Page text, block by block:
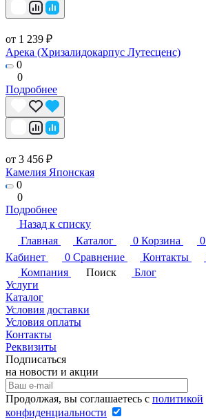
от 1 239 ₽
Арека (Хризалидокарпус Лутесценс)
0
0
Подробнее
от 3 456 ₽
Камелия Японская
0
0
Подробнее
Назад к списку
Главная
Каталог 0 Корзина 0
Кабинет
0 Сравнение Контакты
Компания
Поиск
Блог
Услуги
Каталог
Условия доставки
Условия оплаты
Контакты
Реквизиты
Подписаться
на новости и акции
Продолжая, вы соглашаетесь с политикой
конфиденциальности